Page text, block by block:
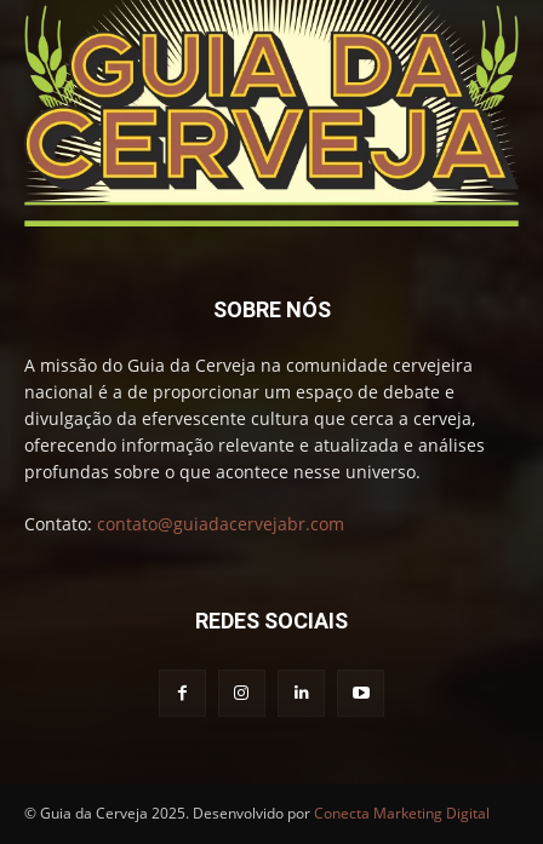
SOBRE NÓS
A missão do Guia da Cerveja na comunidade cervejeira
nacional é a de proporcionar um espaço de debate e
divulgação da efervescente cultura que cerca a cerveja,
oferecendo informação relevante e atualizada e análises
profundas sobre o que acontece nesse universo.
Contato: contato@guiadacervejabr.com
REDES SOCIAIS
© Guia da Cerveja 2025. Desenvolvido porConecta Marketing Digital